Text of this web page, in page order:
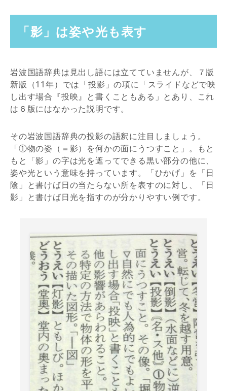
「影」は姿や光も表す
岩波国語辞典は見出し語には立てていませんが、７版
新版（11年）では「投影」の項に「スライドなどで映
し出す場合『投映』と書くこともある」とあり、これ
は６版にはなかった説明です。
その岩波国語辞典の投影の語釈に注目しましょう。
「①物の姿（＝影）を何かの面にうつすこと」。もと
もと「影」の字は光を遮ってできる黒い部分の他に、
姿や光という意味を持っています。「ひかげ」を「日
陰」と書けば日の当たらない所を表すのに対し、「日
影」と書けば日光を指すのが分かりやすい例です。